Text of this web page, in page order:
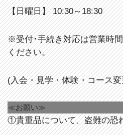
【日曜日】 10:30～18:30
※受付･手続き対応は営業時
ください。
(入会・見学・体験・コース
≪お願い≫
①貴重品について、盗難の恐